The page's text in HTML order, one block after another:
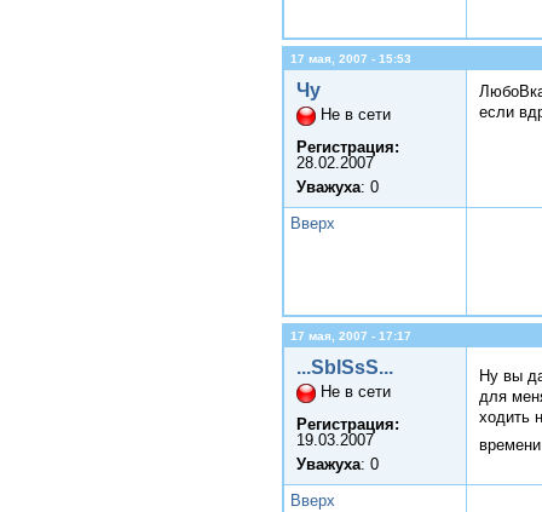
17 мая, 2007 - 15:53
Чу
Не в сети
Регистрация:
28.02.2007
Уважуха: 0
если
Вверх
17 мая, 2007 - 17:17
...SblSsS...
Не в сети
Регистрация:
19.03.2007
Уважуха: 0
Ну вы
для
ходить
Вверх